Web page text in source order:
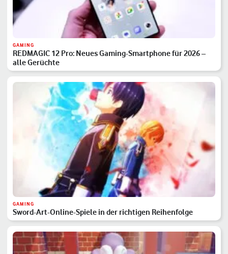
GAMING
REDMAGIC 12 Pro: Neues Gaming-Smartphone für 2026 –
alle Gerüchte
GAMING
Sword-Art-Online-Spiele in der richtigen Reihenfolge